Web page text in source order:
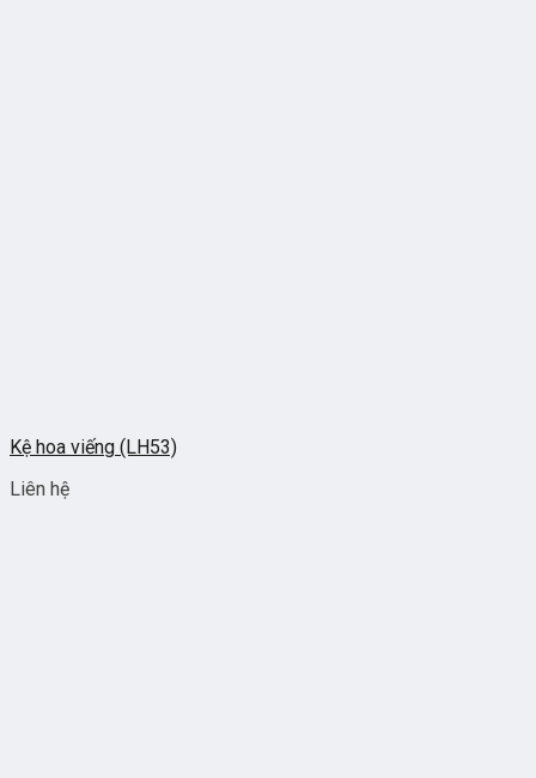
Kệ hoa viếng (LH53)
Liên hệ